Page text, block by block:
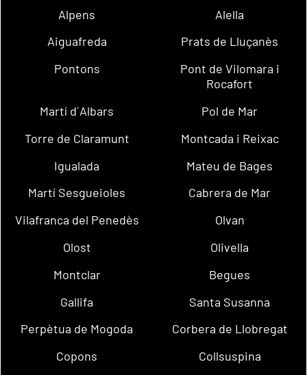
Alpens
Alella
Aiguafreda
Prats de Lluçanès
Pontons
Pont de Vilomara i
Rocafort
Martí d´Albars
Pol de Mar
Torre de Claramunt
Montcada i Reixac
Igualada
Mateu de Bages
Martí Sesgueioles
Cabrera de Mar
Vilafranca del Penedès
Olvan
Olost
Olivella
Montclar
Begues
Gallifa
Santa Susanna
Perpètua de Mogoda
Corbera de Llobregat
Copons
Collsuspina